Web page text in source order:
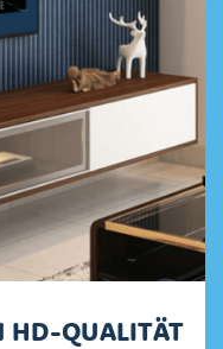
HD-QUALITÄT